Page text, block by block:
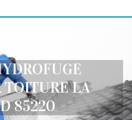
TOITURE LA
85220